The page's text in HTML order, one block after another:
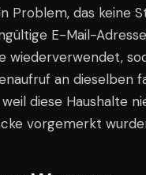
Problem, das keine
E-Mail-
wiederverwendet,
an dieselben
diese Haushalte
vorgemerkt